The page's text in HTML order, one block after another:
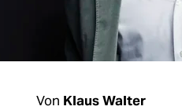
Von Klaus Walter